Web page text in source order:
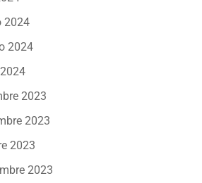
2024
2024
2023
2023
2023
2023